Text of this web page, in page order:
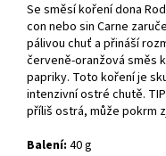
Se směsí koření dona
con nebo sin Carne
pálivou chuť a přináší
červeně-oranžová směs
papriky. Toto koření je
intenzivní ostré chutě.
příliš ostrá, může pokrm
Balení: 40 g